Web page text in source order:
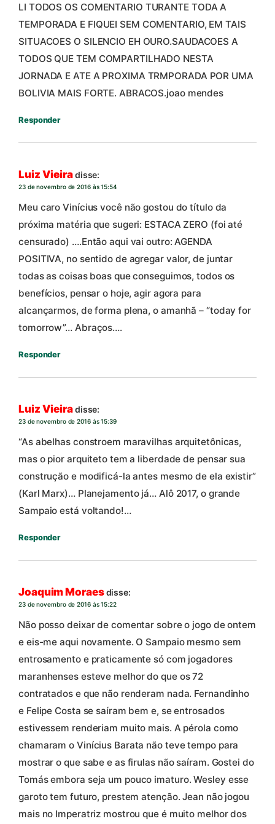
LI TODOS OS COMENTARIO TURANTE TODA A
TEMPORADA E FIQUEI SEM COMENTARIO, EM TAIS
SITUACOES O SILENCIO EH OURO.SAUDACOES A
TODOS QUE TEM COMPARTILHADO NESTA
JORNADA E ATE A PROXIMA TRMPORADA POR UMA
BOLIVIA MAIS FORTE. ABRACOS.joao mendes
Responder
Luiz Vieiradisse:
23 de novembro de 2016 às 15:54
Meu caro Vinícius você não gostou do título da
próxima matéria que sugeri: ESTACA ZERO (foi até
censurado) ….Então aqui vai outro: AGENDA
POSITIVA, no sentido de agregar valor, de juntar
todas as coisas boas que conseguimos, todos os
benefícios, pensar o hoje, agir agora para
alcançarmos, de forma plena, o amanhã – “today for
tomorrow”… Abraços….
Responder
Luiz Vieiradisse:
23 de novembro de 2016 às 15:39
“As abelhas constroem maravilhas arquitetônicas,
mas o pior arquiteto tem a liberdade de pensar sua
construção e modificá-la antes mesmo de ela existir”
(Karl Marx)… Planejamento já… Alô 2017, o grande
Sampaio está voltando!…
Responder
Joaquim Moraesdisse:
23 de novembro de 2016 às 15:22
Não posso deixar de comentar sobre o jogo de ontem
e eis-me aqui novamente. O Sampaio mesmo sem
entrosamento e praticamente só com jogadores
maranhenses esteve melhor do que os 72
contratados e que não renderam nada. Fernandinho
e Felipe Costa se saíram bem e, se entrosados
estivessem renderiam muito mais. A pérola como
chamaram o Vinícius Barata não teve tempo para
mostrar o que sabe e as firulas não saíram. Gostei do
Tomás embora seja um pouco imaturo. Wesley esse
garoto tem futuro, prestem atenção. Jean não jogou
mais no Imperatriz mostrou que é muito melhor dos